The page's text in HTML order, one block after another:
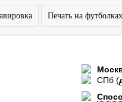
Печать на футболках
СПб (